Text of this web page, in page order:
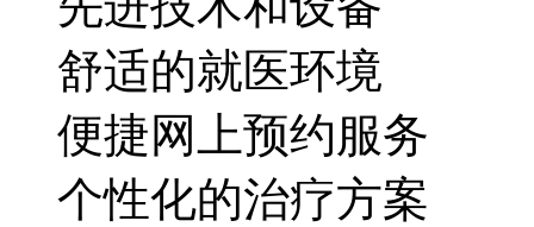
舒适的就医环境
便捷网上预约服务
个性化的治疗方案